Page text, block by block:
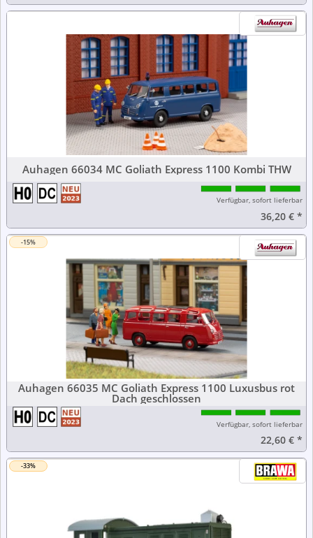
Auhagen 66034 MC Goliath Express 1100 Kombi THW
Verfügbar, sofort lieferbar
36,20 €*
-15%
Auhagen 66035 MC Goliath Express 1100 Luxusbus rot
Dach geschlossen
Verfügbar, sofort lieferbar
22,60 €*
-33%